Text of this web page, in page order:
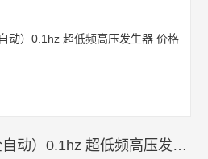
50KV/1.1μF（智能/全自动）0.1hz 超低频高压发生器 价格